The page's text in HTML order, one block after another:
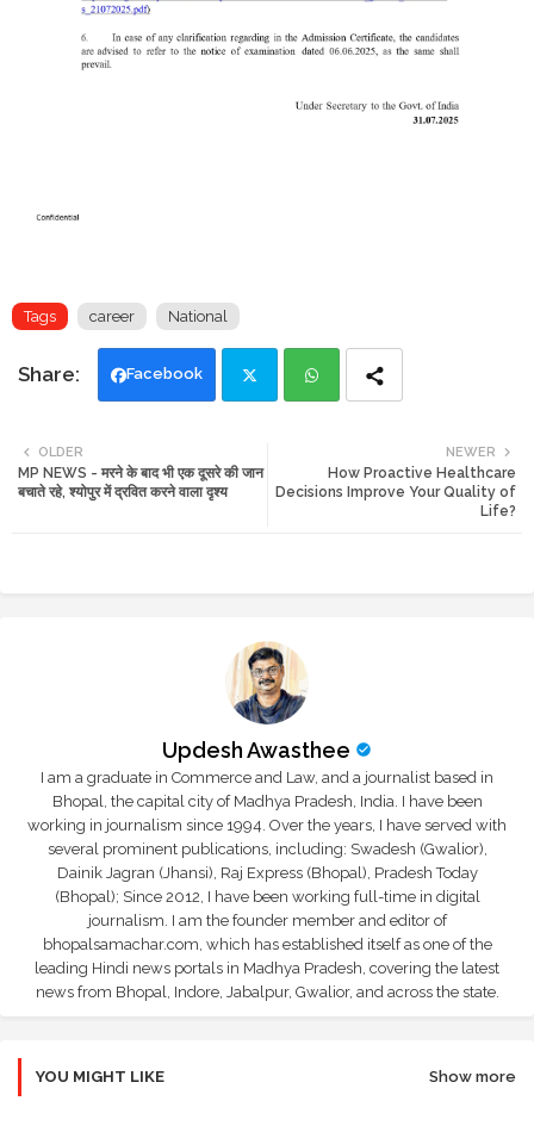
Tags career National
Facebook
tte
NEWER
How Proactive Healthcare
Decisions Improve Your Quality of
Life?
OLDER
MP NEWS - मरने के बाद भी एक दूसरे की जान
बचाते रहे, श्योपुर में द्रवित करने वाला दृश्य
Updesh Awasthee
I am a graduate in Commerce and Law, and a journalist based in
Bhopal, the capital city of Madhya Pradesh, India. I have been
working in journalism since 1994. Over the years, I have served with
several prominent publications, including: Swadesh (Gwalior),
Dainik Jagran (Jhansi), Raj Express (Bhopal), Pradesh Today
(Bhopal); Since 2012, I have been working full-time in digital
journalism. I am the founder member and editor of
bhopalsamachar.com, which has established itself as one of the
leading Hindi news portals in Madhya Pradesh, covering the latest
news from Bhopal, Indore, Jabalpur, Gwalior, and across the state.
YOU MIGHT LIKE Show more